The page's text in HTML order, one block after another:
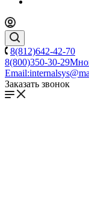
8(812)642-42-70
8(800)350-30-29
Email:
Заказать звонок